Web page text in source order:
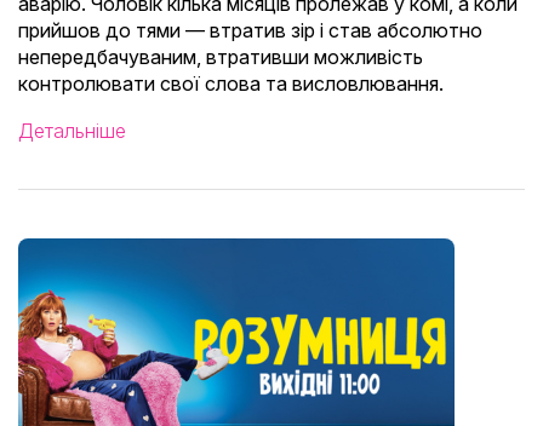
прийшов до тями — втратив зір і став абсолютно
непередбачуваним, втративши можливість
контролювати свої слова та висловлювання.
Детальніше